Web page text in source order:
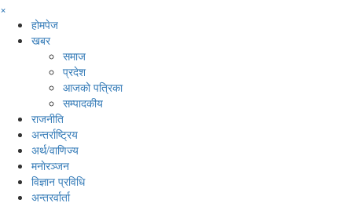
×
होमपेज
खबर
समाज
प्रदेश
आजको पत्रिका
सम्पादकीय
राजनीति
अन्तर्राष्ट्रिय
अर्थ/वाणिज्य
मनाेरञ्जन
विज्ञान प्रविधि
अन्तरर्वार्ता